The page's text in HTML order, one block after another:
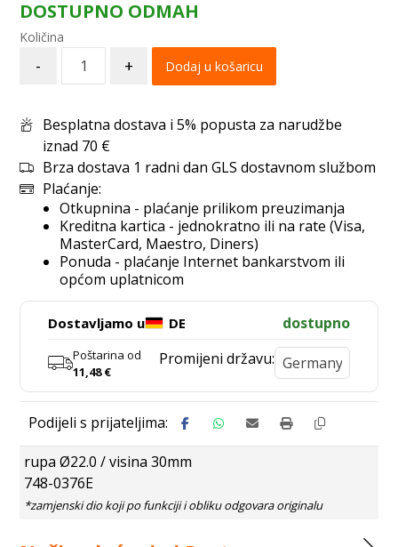
DOSTUPNO ODMAH
- + Dodaj u košaricu
Besplatna dostava i 5% popusta za narudžbe
iznad 70 €
Brza dostava 1 radni dan GLS dostavnom službom
Plaćanje:
Otkupnina - plaćanje prilikom preuzimanja
Kreditna kartica - jednokratno ili na rate (Visa,
MasterCard, Maestro, Diners)
Ponuda - plaćanje Internet bankarstvom ili
općom uplatnicom
Dostavljamo u DE dostupno
Poštarina od
11,48€
Promijeni državu:
rupa Ø22.0 / visina 30mm
748-0376E